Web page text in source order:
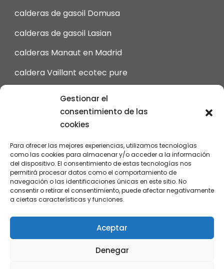
Gestionar el
consentimiento de las
cookies
Para ofrecer las mejores experiencias, utilizamos tecnologías
como las cookies para almacenar y/o acceder a la información
del dispositivo. El consentimiento de estas tecnologías nos
permitirá procesar datos como el comportamiento de
navegación o las identificaciones únicas en este sitio. No
consentir o retirar el consentimiento, puede afectar negativamente
a ciertas características y funciones.
Aceptar
Denegar
calderas de gasoil Domusa
calderas de gasoil Lasian
calderas Manaut en Madrid
caldera Vaillant ecotec pure
calderas Viessmann en Madrid
intergas Calderas en Madrid
revisión calderas Vaillant en Madrid